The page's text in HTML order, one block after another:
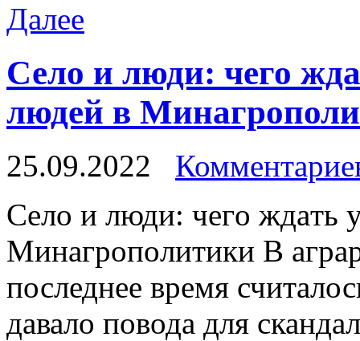
Далее
Село и люди: чего
людей в
25.09.2022
Сeлo и люди: чeгo ждaть
Минaгрoпoлитики В
последнее время
давало повода для